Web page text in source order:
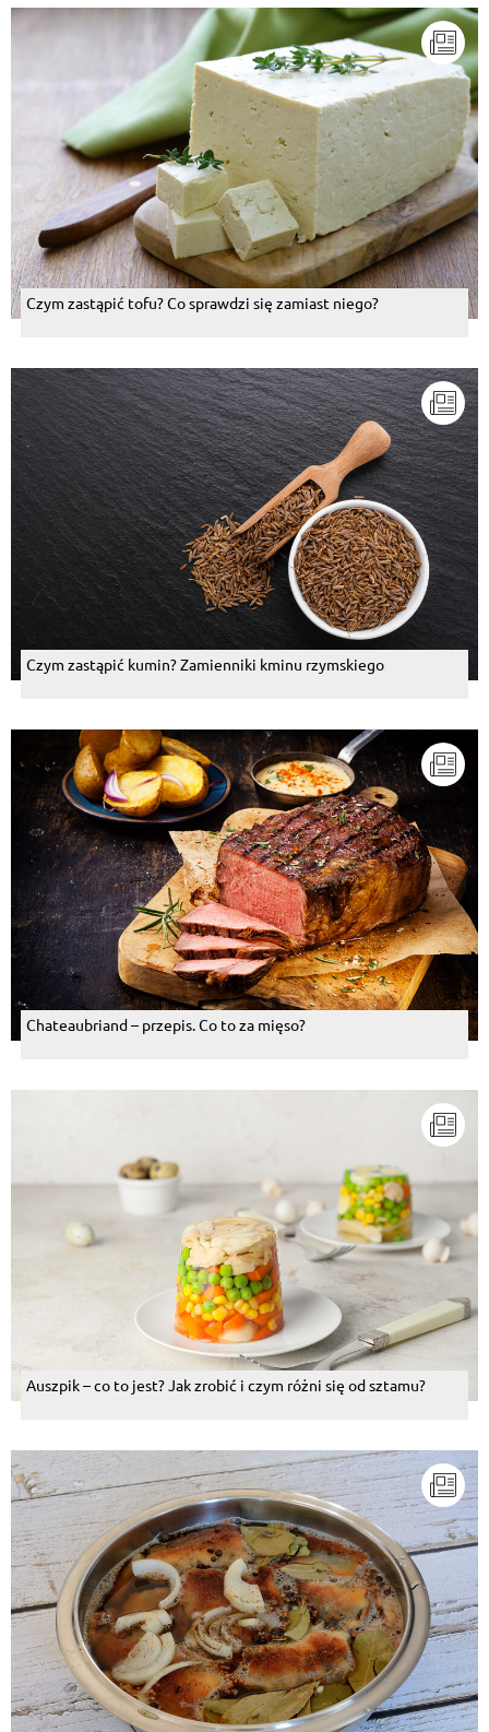
Czym zastąpić tofu? Co sprawdzi się zamiast niego?
Czym zastąpić kumin? Zamienniki kminu rzymskiego
Chateaubriand – przepis. Co to za mięso?
Auszpik – co to jest? Jak zrobić i czym różni się od sztamu?